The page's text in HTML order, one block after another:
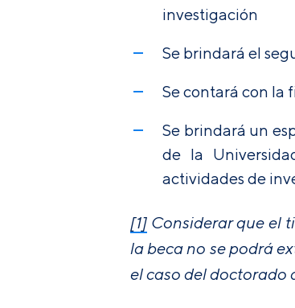
investigación
Se brindará el
Se contará con la
Se brindará un
de la
actividades de
[1] Considerar que el
la beca no se podrá
el caso del doctorado